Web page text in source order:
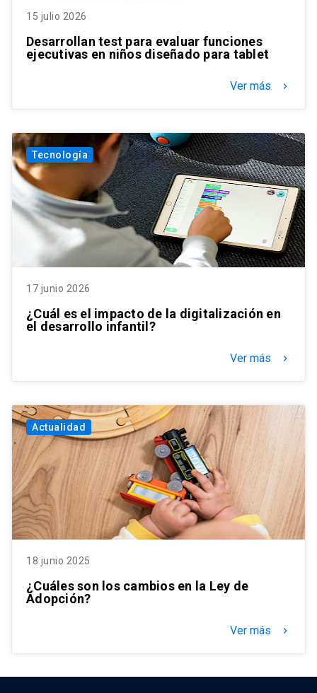
15 julio 2026
Desarrollan test para evaluar funciones
ejecutivas en niños diseñado para tablet
Ver más keyboard_arrow_right
Tecnología
17 junio 2026
¿Cuál es el impacto de la digitalización en
el desarrollo infantil?
Ver más keyboard_arrow_right
Actualidad
18 junio 2025
¿Cuáles son los cambios en la Ley de
Adopción?
Ver más keyboard_arrow_right